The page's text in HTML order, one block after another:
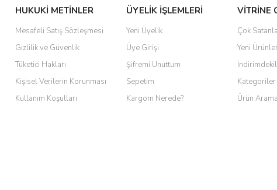
HUKUKİ METİNLER
Mesafeli Satış Sözleşmesi
Gizlilik ve Güvenlik
Tüketici Hakları
Kişisel Verilerin Korunması
Kullanım Koşulları
ÜYELİK İŞLEMLERİ
Yeni Üyelik
Üye Girişi
Şifremi Unuttum
Sepetim
Kargom Nerede?
VİTRİNE
Çok
Yeni
Kategoriler
Ürün Arama